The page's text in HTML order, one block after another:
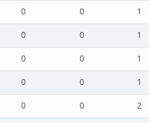
0 0
1
0 0
1
0 0
1
0 0
1
0 0
2